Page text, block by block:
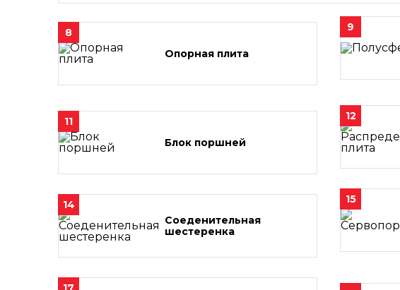
8
Опорная плита
9
11
Блок поршней
12
14
Соеденительная
шестеренка
15